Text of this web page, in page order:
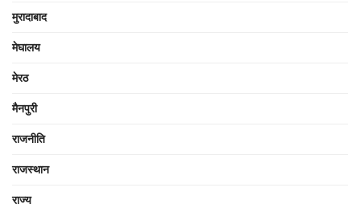
मुरादाबाद
मेघालय
मेरठ
मैनपुरी
राजनीति
राजस्थान
राज्य